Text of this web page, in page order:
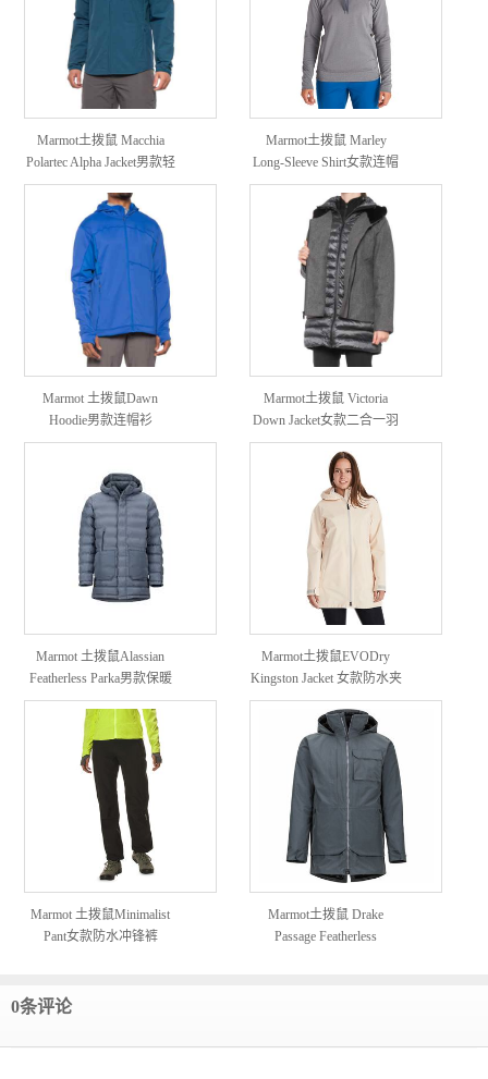
Marmot土拨鼠 Macchia
Polartec Alpha Jacket男款轻
量软壳外套
Marmot土拨鼠 Marley
Long-Sleeve Shirt女款连帽
衫卫衣
Marmot 土拨鼠Dawn
Hoodie男款连帽衫
Marmot土拨鼠 Victoria
Down Jacket女款二合一羽
绒服外套
Marmot 土拨鼠Alassian
Featherless Parka男款保暖
羽绒派克大衣
Marmot土拨鼠EVODry
Kingston Jacket 女款防水夹
克
Marmot 土拨鼠Minimalist
Pant女款防水冲锋裤
Marmot土拨鼠 Drake
Passage Featherless
0条评论